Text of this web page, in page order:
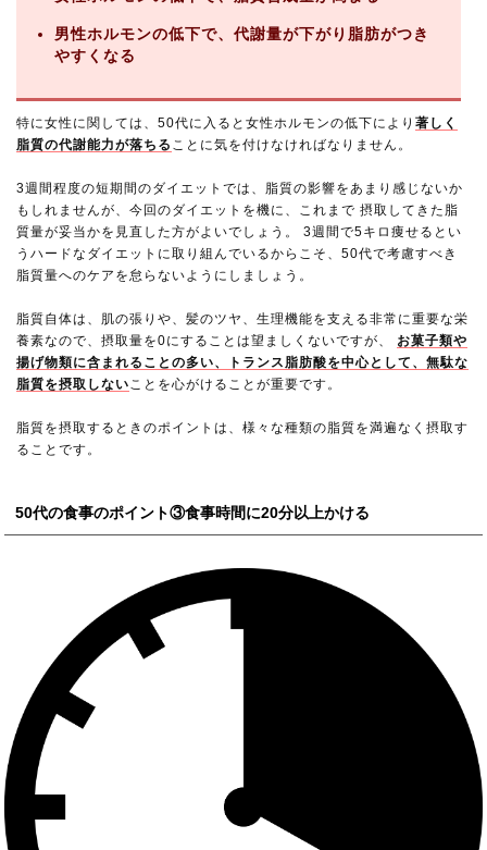
男性ホルモンの低下で、代謝量が下がり脂肪がつき
やすくなる
特に女性に関しては、50代に入ると女性ホルモンの低下により著しく
脂質の代謝能力が落ちる ことに気を付けなければなりません。
3週間程度の短期間のダイエットでは、脂質の影響をあまり感じないか
もしれませんが、今回のダイエットを機に、これまで 摂取してきた脂
質量が妥当かを見直した方がよいでしょう。 3週間で5キロ痩せるとい
うハードなダイエットに取り組んでいるからこそ、50代で考慮すべき
脂質量へのケアを怠らないようにしましょう。
脂質自体は、肌の張りや、髪のツヤ、生理機能を支える非常に重要な栄
養素なので、摂取量を0にすることは望ましくないですが、 お菓子類や
揚げ物類に含まれることの多い、トランス脂肪酸を中心として、無駄な
脂質を摂取しないことを心がけることが重要です。
脂質を摂取するときのポイントは、様々な種類の脂質を満遍なく摂取す
ることです。
50代の食事のポイント③食事時間に20分以上かける